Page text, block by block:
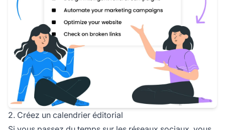
2. Créez un calendrier éditorial